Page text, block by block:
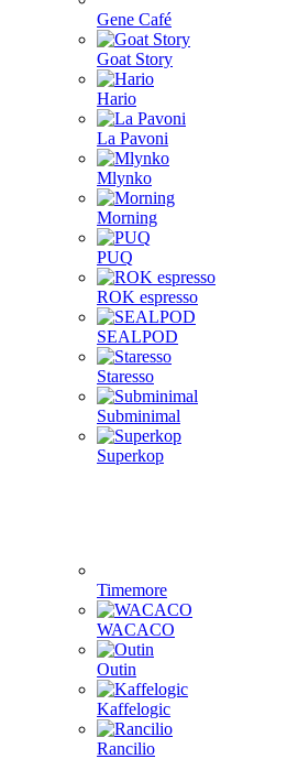
Gene Café
Goat Story
Hario
La Pavoni
Mlynko
Morning
PUQ
ROK espresso
SEALPOD
Staresso
Subminimal
Superkop
Timemore
WACACO
Outin
Kaffelogic
Rancilio